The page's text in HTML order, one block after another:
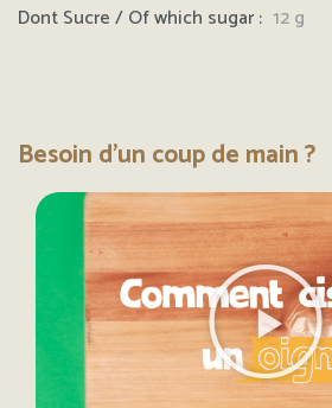
Dont Sucre / Of which sugar : 12 g
Besoin d'un coup de main ?